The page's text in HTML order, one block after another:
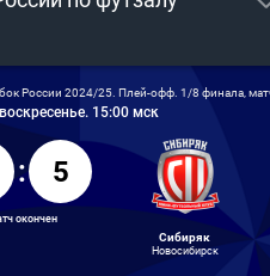
15:00 мск
России 2024/25. Плей-офф. 1/8 финала,
: 5
окончен
Сибиряк
Новосибирск